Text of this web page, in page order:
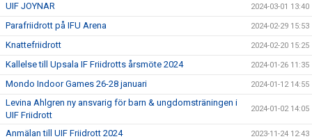
UIF JOYNAR 2024-03-01 13:40
Parafriidrott på IFU Arena 2024-02-29 15:53
Knattefriidrott 2024-02-20 15:25
Kallelse till Upsala IF Friidrotts årsmöte 2024 2024-01-26 11:35
Mondo Indoor Games 26-28 januari 2024-01-12 14:55
Levina Ahlgren ny ansvarig för barn & ungdomsträningen i
UIF Friidrott
2024-01-02 14:05
Anmälan till UIF Friidrott 2024 2023-11-24 12:43